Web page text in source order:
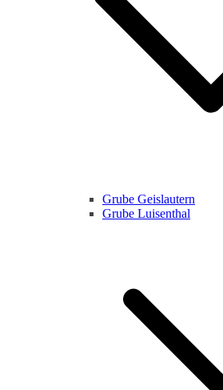
Grube Geislautern
Grube Luisenthal